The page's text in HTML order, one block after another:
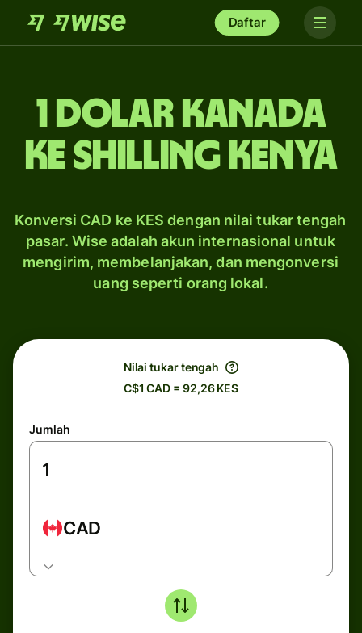
Daftar
1 dolar Kanada
ke shilling Kenya
Konversi CAD ke KES dengan nilai tukar tengah
pasar. Wise adalah akun internasional untuk
mengirim, membelanjakan, dan mengonversi
uang seperti orang lokal.
Nilai tukar tengah
C$1 CAD = 92,26 KES
Jumlah
CAD